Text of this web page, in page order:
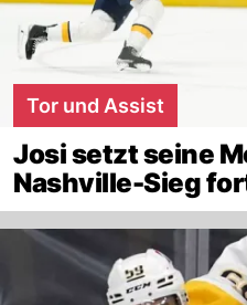
Tor und Assist
Josi setzt seine
Nashville-Sieg